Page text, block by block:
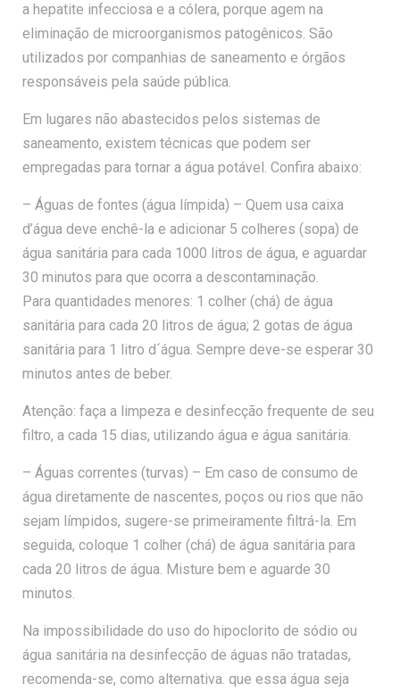
a hepatite infecciosa e a cólera, porque agem na
eliminação de microorganismos patogênicos. São
utilizados por companhias de saneamento e órgãos
responsáveis pela saúde pública.
Em lugares não abastecidos pelos sistemas de
saneamento, existem técnicas que podem ser
empregadas para tornar a água potável. Confira abaixo:
– Águas de fontes (água límpida) – Quem usa caixa
d’água deve enchê-la e adicionar 5 colheres (sopa) de
água sanitária para cada 1000 litros de água, e aguardar
30 minutos para que ocorra a descontaminação.
Para quantidades menores: 1 colher (chá) de água
sanitária para cada 20 litros de água; 2 gotas de água
sanitária para 1 litro d´água. Sempre deve-se esperar 30
minutos antes de beber.
Atenção: faça a limpeza e desinfecção frequente de seu
filtro, a cada 15 dias, utilizando água e água sanitária.
– Águas correntes (turvas) – Em caso de consumo de
água diretamente de nascentes, poços ou rios que não
sejam límpidos, sugere-se primeiramente filtrá-la. Em
seguida, coloque 1 colher (chá) de água sanitária para
cada 20 litros de água. Misture bem e aguarde 30
minutos.
Na impossibilidade do uso do hipoclorito de sódio ou
água sanitária na desinfecção de águas não tratadas,
recomenda-se, como alternativa. que essa água seja